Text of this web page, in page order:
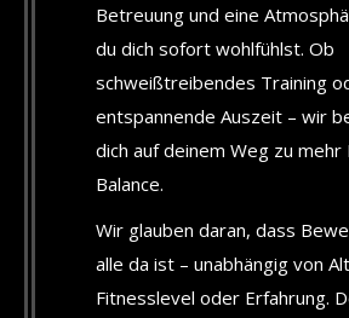
Betreuung und eine
du dich sofort wohlfühlst. Ob
schweißtreibendes Training
entspannende Auszeit – wir
dich auf deinem Weg zu mehr
Balance.
Wir glauben daran, dass
alle da ist – unabhängig von
Fitnesslevel oder Erfahrung.